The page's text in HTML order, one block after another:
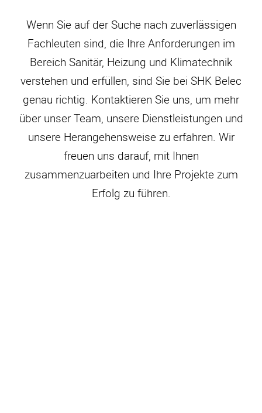
Wenn Sie auf der Suche nach zuverlässigen
Fachleuten sind, die Ihre Anforderungen im
Bereich Sanitär, Heizung und Klimatechnik
verstehen und erfüllen, sind Sie bei SHK Belec
genau richtig. Kontaktieren Sie uns, um mehr
über unser Team, unsere Dienstleistungen und
unsere Herangehensweise zu erfahren. Wir
freuen uns darauf, mit Ihnen
zusammenzuarbeiten und Ihre Projekte zum
Erfolg zu führen.